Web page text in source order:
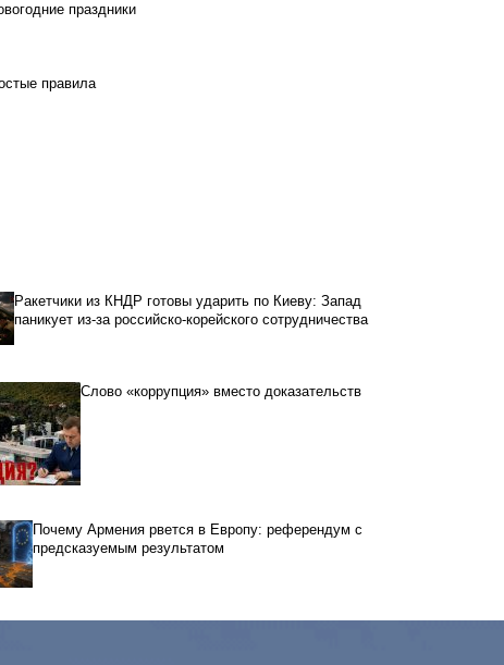
праздники
правила
Ракетчики из КНДР готовы ударить по Киеву: Запад
паникует из-за российско-корейского сотрудничества
Слово «коррупция» вместо доказательств
Почему Армения рвется в Европу: референдум с
предсказуемым результатом